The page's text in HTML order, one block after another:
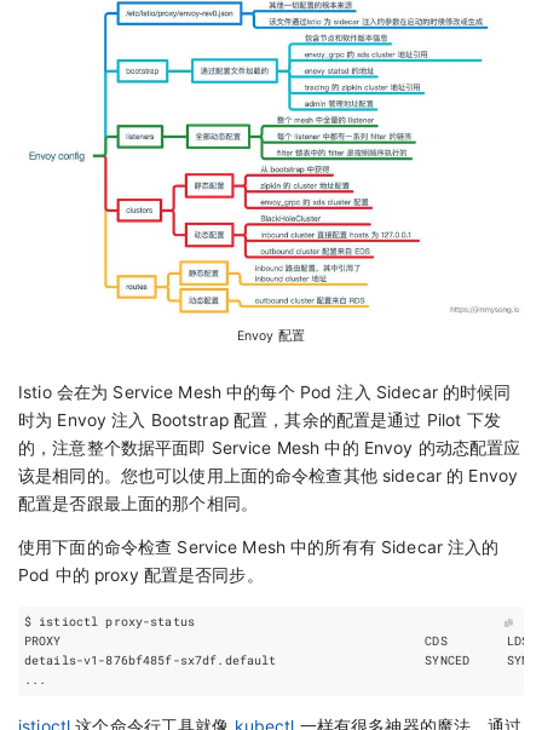
Envoy 配置
Istio 会在为 Service Mesh 中的每个 Pod 注入 Sidecar 的时候同
时为 Envoy 注入 Bootstrap 配置，其余的配置是通过 Pilot 下发
的，注意整个数据平面即 Service Mesh 中的 Envoy 的动态配置应
该是相同的。您也可以使用上面的命令检查其他 sidecar 的 Envoy
配置是否跟最上面的那个相同。
使用下面的命令检查 Service Mesh 中的所有有 Sidecar 注入的
Pod 中的 proxy 配置是否同步。
details-v1-876bf485f-sx7df.default                    SYNCED